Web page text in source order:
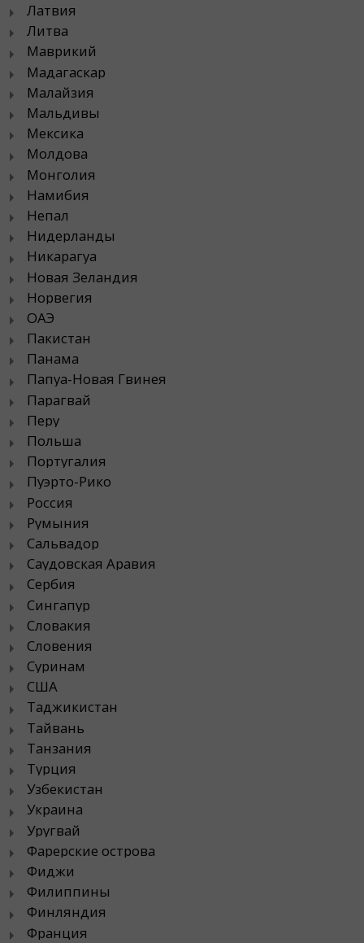
Латвия
Литва
Маврикий
Мадагаскар
Малайзия
Мальдивы
Мексика
Молдова
Монголия
Намибия
Непал
Нидерланды
Никарагуа
Новая Зеландия
Норвегия
ОАЭ
Пакистан
Панама
Папуа-Новая Гвинея
Парагвай
Перу
Польша
Португалия
Пуэрто-Рико
Россия
Румыния
Сальвадор
Саудовская Аравия
Сербия
Сингапур
Словакия
Словения
Суринам
США
Таджикистан
Тайвань
Танзания
Турция
Узбекистан
Украина
Уругвай
Фарерские острова
Фиджи
Филиппины
Финляндия
Франция